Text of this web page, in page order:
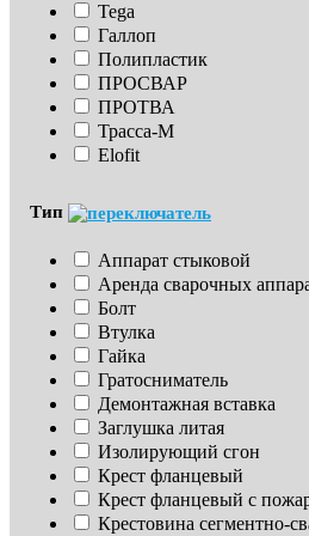
Tega
Галлоп
Полипластик
ПРОСВАР
ПРОТВА
Трасса-М
Elofit
Тип
Аппарат стыковой
Аренда сварочных
Болт
Втулка
Гайка
Гратосниматель
Демонтажная вставка
Заглушка литая
Изoлирующий сгон
Крест фланцевый
Крест фланцевый с
Крестовина сегментно-